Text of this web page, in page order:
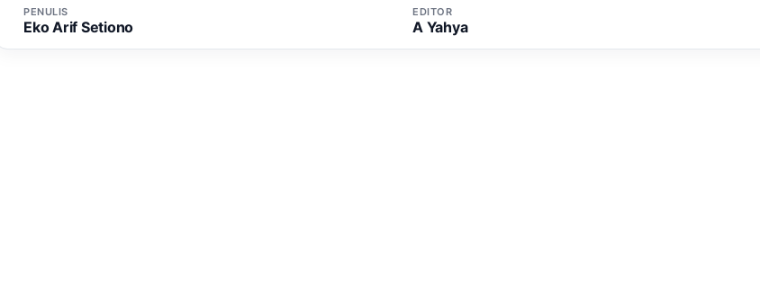
PENULIS
Eko Arif Setiono
EDITOR
A Yahya